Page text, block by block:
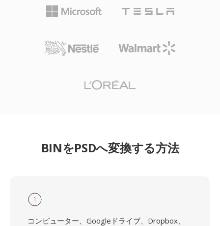
BINをPSDへ変換する方法
1
コンピューター、Googleドライブ、Dropbox、